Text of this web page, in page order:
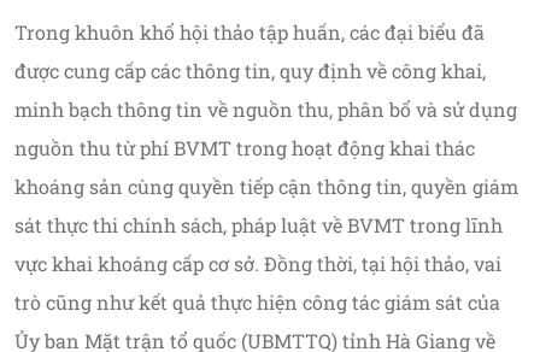
Trong khuôn khổ hội thảo tập huấn, các đại biểu đã
được cung cấp các thông tin, quy định về công khai,
minh bạch thông tin về nguồn thu, phân bổ và sử dụng
nguồn thu từ phí BVMT trong hoạt động khai thác
khoáng sản cùng quyền tiếp cận thông tin, quyền giám
sát thực thi chính sách, pháp luật về BVMT trong lĩnh
vực khai khoáng cấp cơ sở. Đồng thời, tại hội thảo, vai
trò cũng như kết quả thực hiện công tác giám sát của
Ủy ban Mặt trận tổ quốc (UBMTTQ) tỉnh Hà Giang về